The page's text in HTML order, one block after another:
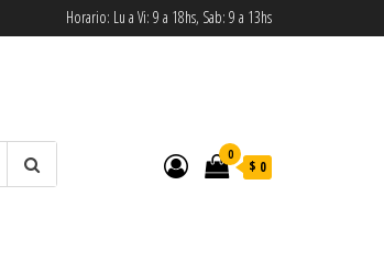
Horario: Lu a Vi: 9 a 18hs, Sab: 9 a 13hs
0
$ 0